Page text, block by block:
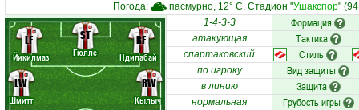
Погода:
пасмурно, 12° C. Стадион "Ушакспор"
Шмитт Кылыч
Йикилмаз Гюлле Ндилабай
LW RW
LF ST RF
1-4-3-3 Формация
атакующая Тактика
спартаковский Стиль
по игроку Вид защиты
в линию Защита
нормальная Грубость игры